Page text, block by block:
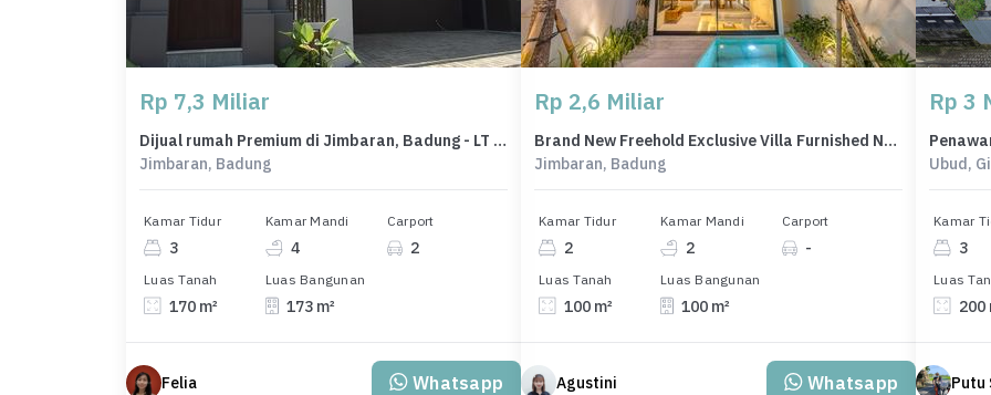
Rp 7,3 Miliar
Dijual rumah Premium di Jimbaran, Badung - LT 170m²
Jimbaran, Badung
Kamar Tidur
3
Kamar Mandi
4
Carport
2
Luas Tanah
170 m²
Luas Bangunan
173 m²
Felia Whatsapp
Rp 2,6 Miliar
Brand New Freehold Exclusive Villa Furnished Near Jimbaran Beach
Jimbaran, Badung
Kamar Tidur
2
Kamar Mandi
2
Carport
-
Luas Tanah
100 m²
Luas Bangunan
100 m²
Agustini Whatsapp
Rp 3
Ubud,
Kamar
3
Luas
200